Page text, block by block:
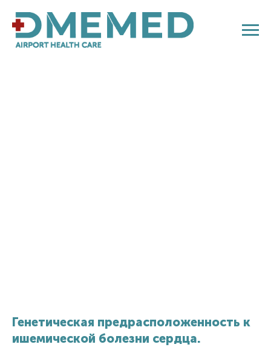
Генетическая предрасположенность к
ишемической болезни сердца.